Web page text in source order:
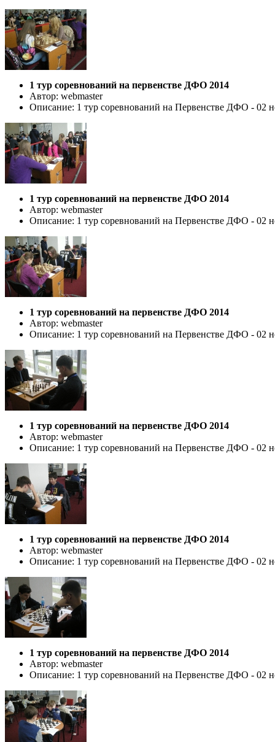
1 тур соревнований на первенстве ДФО 2014
Автор: webmaster
Описание: 1 тур соревнований на Первенстве ДФО - 02
1 тур соревнований на первенстве ДФО 2014
Автор: webmaster
Описание: 1 тур соревнований на Первенстве ДФО - 02
1 тур соревнований на первенстве ДФО 2014
Автор: webmaster
Описание: 1 тур соревнований на Первенстве ДФО - 02
1 тур соревнований на первенстве ДФО 2014
Автор: webmaster
Описание: 1 тур соревнований на Первенстве ДФО - 02
1 тур соревнований на первенстве ДФО 2014
Автор: webmaster
Описание: 1 тур соревнований на Первенстве ДФО - 02
1 тур соревнований на первенстве ДФО 2014
Автор: webmaster
Описание: 1 тур соревнований на Первенстве ДФО - 02